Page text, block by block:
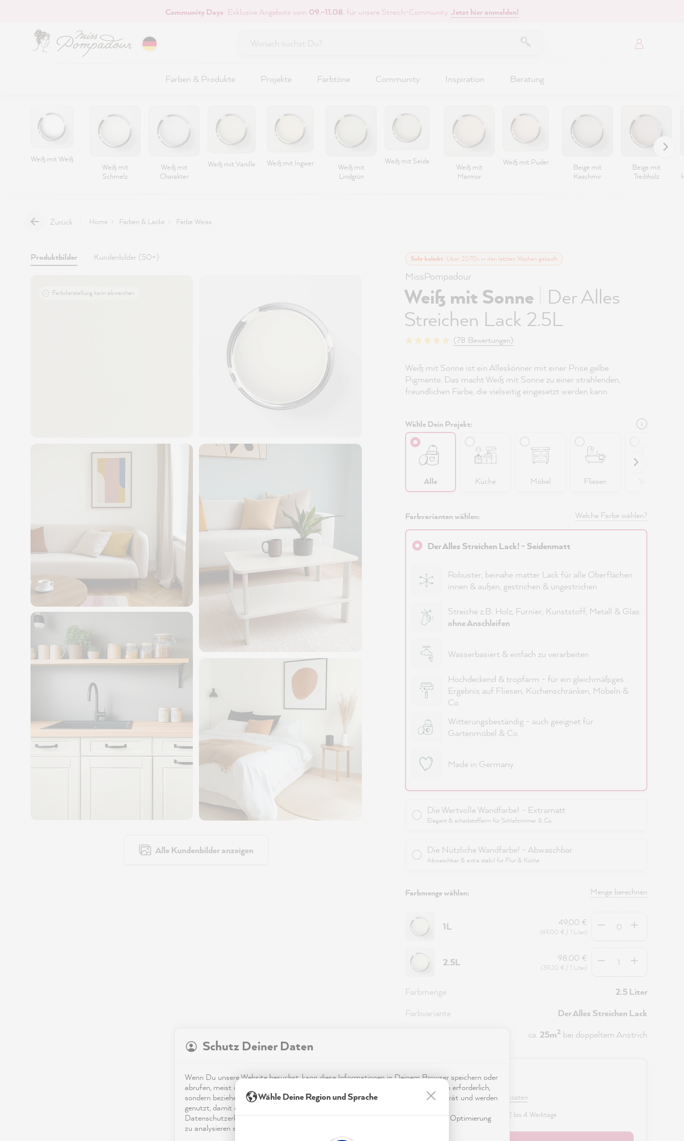
Community Days: Exklusive Angebote vom 09.–11.08.für unsere Streich-Community. Jetzt hier anmelden!
Farben & Produkte Projekte Farbtöne Community Inspiration Beratung
Weiß mit Weiß
Weiß mit
Schmelz
Weiß mit
Charakter
Weiß mit Vanille Weiß mit Ingwer
Weiß mit
Lindgrün
Weiß mit Seide
Weiß mit
Marmor
Weiß mit Puder
Beige mit
Kaschmir
Beige mit
Treibholz
Zurück Home Farben & Lacke Farbe Weiss
Produktbilder Kundenbilder (50+)
Alle Kundenbilder anzeigen
Farbdarstellung kann abweichen
Sehr beliebt: Über 2070x in den letzten Wochen gekauft
MissPompadour
Weiß mit Sonne Der Alles
Streichen Lack 2.5L
(78 Bewertungen)
Weiß mit Sonne ist ein Alleskönner mit einer Prise gelbe
Pigmente. Das macht Weiß mit Sonne zu einer strahlenden,
freundlichen Farbe, die vielseitig eingesetzt werden kann.
Wähle Dein Projekt:
Alle Küche Möbel Fliesen
Farbvarianten wählen: Welche Farbe wählen?
Der Alles Streichen Lack! - Seidenmatt
Robuster, beinahe matter Lack für alle Oberflächen
innen & außen, gestrichen & ungestrichen
Streiche z.B. Holz, Furnier, Kunststoff, Metall & Glas
ohne Anschleifen
Wasserbasiert & einfach zu verarbeiten
Hochdeckend & tropfarm - für ein gleichmäßiges
Ergebnis auf Fliesen, Küchenschränken, Möbeln &
Co.
Witterungsbeständig - auch geeignet für
Gartenmöbel & Co.
Made in Germany
Die Wertvolle Wandfarbe! - Extramatt
Elegant & schadstoffarm für Schlafzimmer & Co.
Die Nützliche Wandfarbe! - Abwaschbar
Abwaschbar & extra stabil für Flur & Küche
Farbmenge wählen: Menge berechnen
1L 49,00 €
(49,00 € / 1 Liter)
2.5L 98,00 €
(39,20 € / 1 Liter)
Farbmenge
2.5 Liter
Farbvariante
Der Alles Streichen Lack
ca. 25m2 bei doppeltem Anstrich
98,00 €
Preise inkl. MwSt. zzgl. Versandkosten
Sofort verfügbar, Lieferzeit: 2 bis 4 Werktage
Schutz Deiner Daten
Wenn Du unsere Website besuchst, kann diese Informationen in Deinem Browser speichern oder
abrufen, meist in Form von Cookies. Diese Informationen sind nicht nur technisch erforderlich,
sondern beziehen sich möglicherweise auf Dich, Deine Einstellungen oder Dein Gerät und werden
genutzt, damit die Website wie erwartet funktioniert und um mittels den in der
Datenschutzerklärung genannten Dienste Deine Nutzung der Webseite für deren Optimierung
zu analysieren sowie Werbung zu betreiben und zu personalisieren.
Wähle Deine Region und Sprache